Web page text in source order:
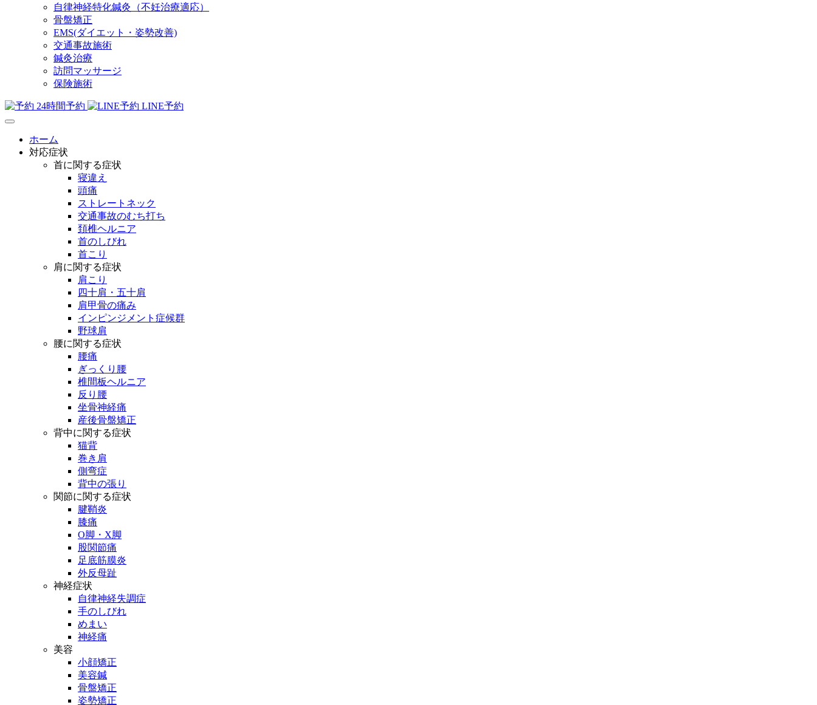
自律神経特化鍼灸（不妊治療適応）
骨盤矯正
EMS(ダイエット・姿勢改善)
交通事故施術
鍼灸治療
訪問マッサージ
保険施術
24時間予約 LINE予約
ホーム
対応症状
首に関する症状
寝違え
頭痛
ストレートネック
交通事故のむち打ち
頚椎ヘルニア
首のしびれ
首こり
肩に関する症状
肩こり
四十肩・五十肩
肩甲骨の痛み
インピンジメント症候群
野球肩
腰に関する症状
腰痛
ぎっくり腰
椎間板ヘルニア
反り腰
坐骨神経痛
産後骨盤矯正
背中に関する症状
猫背
巻き肩
側弯症
背中の張り
関節に関する症状
腱鞘炎
膝痛
O脚・X脚
股関節痛
足底筋膜炎
外反母趾
神経症状
自律神経失調症
手のしびれ
めまい
神経痛
美容
小顔矯正
美容鍼
骨盤矯正
姿勢矯正